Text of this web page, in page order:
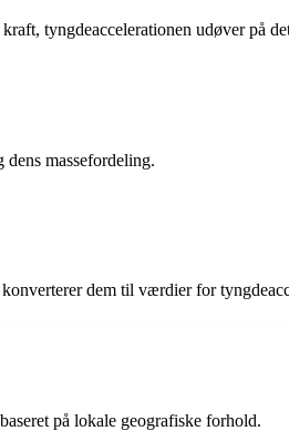
tyngdeaccelerationen udøver på
massefordeling.
dem til værdier for
på lokale geografiske forhold.